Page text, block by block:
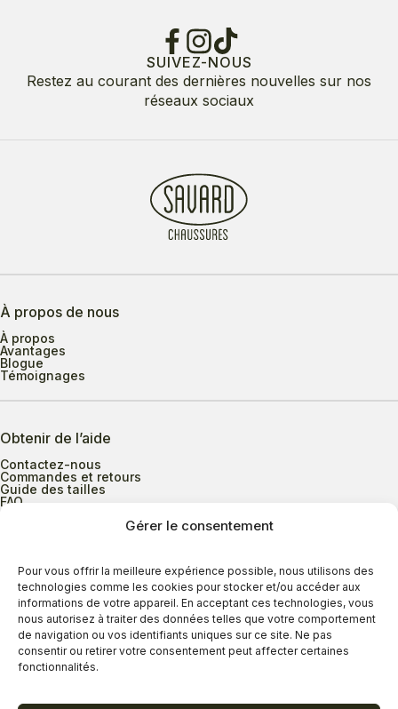
Gérer le consentement
Pour vous offrir la meilleure expérience possible, nous utilisons des
technologies comme les cookies pour stocker et/ou accéder aux
informations de votre appareil. En acceptant ces technologies, vous
nous autorisez à traiter des données telles que votre comportement
de navigation ou vos identifiants uniques sur ce site. Ne pas
consentir ou retirer votre consentement peut affecter certaines
fonctionnalités.
SUIVEZ-NOUS
Restez au courant des dernières nouvelles sur nos
réseaux sociaux
À propos de nous
À propos
Avantages
Blogue
Témoignages
Obtenir de l’aide
Contactez-nous
Commandes et retours
Guide des tailles
FAQ
Heures d’ouverture
Lundi au mercredi
9h00 à 17h30
Jeudi
9h00 à 20h00
Vendredi
9h00 à 18h00
Dimanche
11h00 à 16h30